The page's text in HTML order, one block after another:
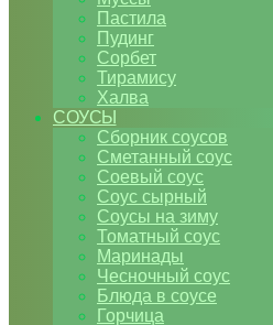
Пастила
Пудинг
Сорбет
Тирамису
Халва
СОУСЫ
Сборник соусов
Сметанный соус
Соевый соус
Соус сырный
Соусы на зиму
Томатный соус
Маринады
Чесночный соус
Блюда в соусе
Горчица